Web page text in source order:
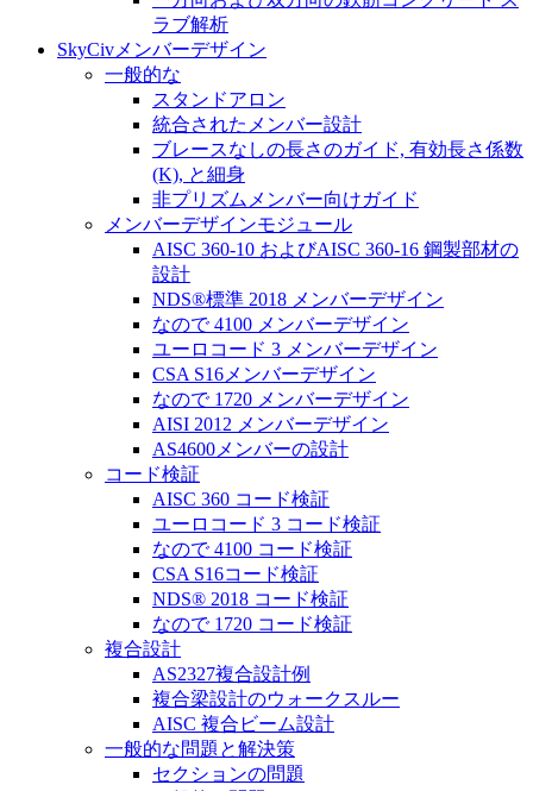
ラブ解析
SkyCivメンバーデザイン
一般的な
スタンドアロン
統合されたメンバー設計
ブレースなしの長さのガイド, 有効長さ係数
(K), と細身
非プリズムメンバー向けガイド
メンバーデザインモジュール
AISC 360-10 およびAISC 360-16 鋼製部材の
設計
NDS®標準 2018 メンバーデザイン
なので 4100 メンバーデザイン
ユーロコード 3 メンバーデザイン
CSA S16メンバーデザイン
なので 1720 メンバーデザイン
AISI 2012 メンバーデザイン
AS4600メンバーの設計
コード検証
AISC 360 コード検証
ユーロコード 3 コード検証
なので 4100 コード検証
CSA S16コード検証
NDS® 2018 コード検証
なので 1720 コード検証
複合設計
AS2327複合設計例
複合梁設計のウォークスルー
AISC 複合ビーム設計
一般的な問題と解決策
セクションの問題